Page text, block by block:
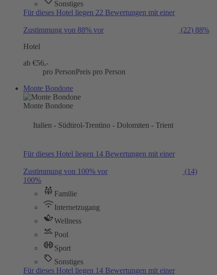
Sonstiges
Für dieses Hotel liegen 22 Bewertungen mit einer
Zustimmung von 88% vor (22) 88%
Hotel
ab €56,-
pro PersonPreis pro Person
Monte Bondone
Monte Bondone
Italien - Südtirol-Trentino - Dolomiten - Trient
Für dieses Hotel liegen 14 Bewertungen mit einer
Zustimmung von 100% vor
(14)
100%
Familie
Internetzugang
Wellness
Pool
Sport
Sonstiges
Für dieses Hotel liegen 14 Bewertungen mit einer